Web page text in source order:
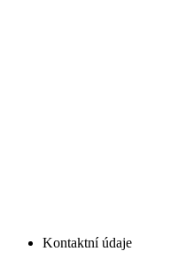
Kontaktní údaje